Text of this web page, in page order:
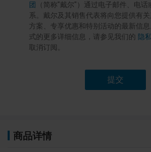
团
（简称"戴尔"）通过电子邮件、电
系。戴尔及其销售代表将向您提供有
方案、专享优惠和特别活动的最新信
式的更多详细信息，请参见我们的 隐
取消订阅。
提交
商品详情